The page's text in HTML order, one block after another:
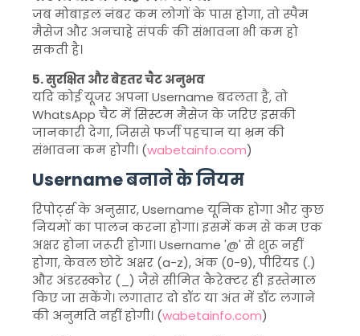
जब मोबाइल नंबर कम लोगों के पास होगा, तो स्पैम
मैसेज और अनचाहे संपर्क की संभावना भी कम हो
सकती है।
5. सुरक्षित और बेहतर चैट अनुभव
यदि कोई यूजर अपना Username बदलता है, तो
WhatsApp चैट में सिस्टम मैसेज के जरिए इसकी
जानकारी देगा, जिससे फर्जी पहचान या भ्रम की
संभावना कम होगी। (wabetainfo.com)
Username बनाने के नियम
रिपोर्ट्स के अनुसार, Username यूनिक होगा और कुछ
नियमों का पालन करना होगा। इसमें कम से कम एक
अक्षर होना जरूरी होगा। Username '@' से शुरू नहीं
होगा, केवल छोटे अक्षर (a-z), अंक (0-9), पीरियड (.)
और अंडरस्कोर (_) जैसे सीमित कैरेक्टर ही इस्तेमाल
किए जा सकेंगे। लगातार दो डॉट या अंत में डॉट लगाने
की अनुमति नहीं होगी। (wabetainfo.com)